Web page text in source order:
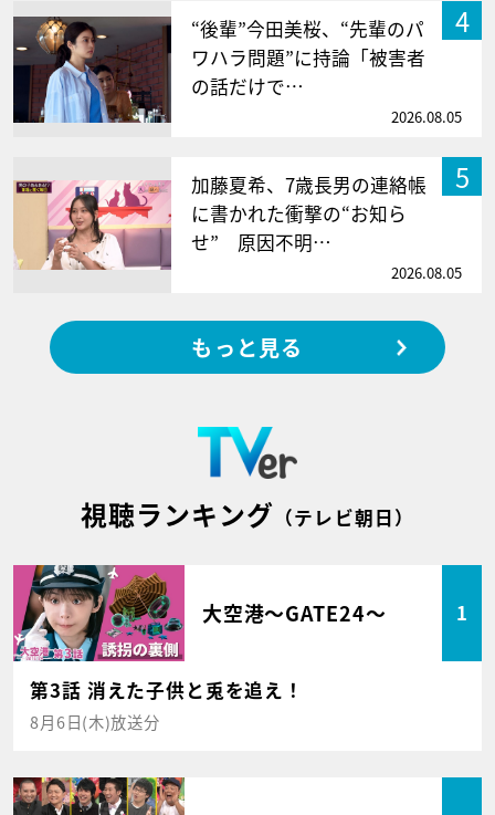
4
“後輩”今田美桜、“先輩のパ
ワハラ問題”に持論「被害者
の話だけで…
2026.08.05
5
加藤夏希、7歳長男の連絡帳
に書かれた衝撃の“お知ら
せ” 原因不明…
2026.08.05
もっと見る
視聴ランキング （テレビ朝日）
大空港～GATE24～ 1
第3話 消えた子供と兎を追え！
8月6日(木)放送分